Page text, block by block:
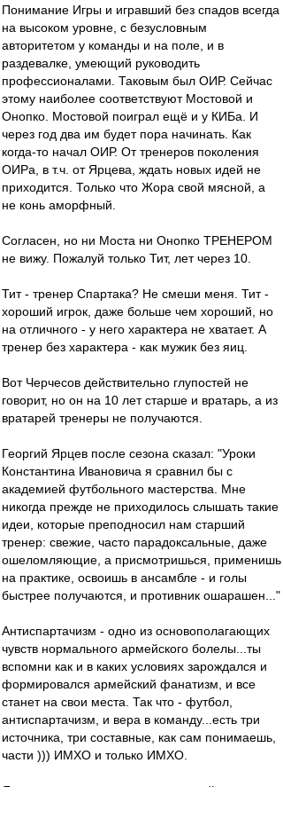
Понимание Игры и игравший без спадов всегда
на высоком уровне, с безусловным
авторитетом у команды и на поле, и в
раздевалке, умеющий руководить
профессионалами. Таковым был ОИР. Сейчас
этому наиболее соответствуют Мостовой и
Онопко. Мостовой поиграл ещё и у КИБа. И
через год два им будет пора начинать. Как
когда-то начал ОИР. От тренеров поколения
ОИРа, в т.ч. от Ярцева, ждать новых идей не
приходится. Только что Жора свой мясной, а
не конь аморфный.
Согласен, но ни Моста ни Онопко ТРЕНЕРОМ
не вижу. Пожалуй только Тит, лет через 10.
Тит - тренер Спартака? Не смеши меня. Тит -
хороший игрок, даже больше чем хороший, но
на отличного - у него характера не хватает. А
тренер без характера - как мужик без яиц.
Вот Черчесов действительно глупостей не
говорит, но он на 10 лет старше и вратарь, а из
вратарей тренеры не получаются.
Георгий Ярцев после сезона сказал: "Уроки
Константина Ивановича я сравнил бы с
академией футбольного мастерства. Мне
никогда прежде не приходилось слышать такие
идеи, которые преподносил нам старший
тренер: свежие, часто парадоксальные, даже
ошеломляющие, а присмотришься, применишь
на практике, освоишь в ансамбле - и голы
быстрее получаются, и противник ошарашен..."
Антиспартачизм - одно из основополагающих
чувств нормального армейского болелы...ты
вспомни как и в каких условиях зарождался и
формировался армейский фанатизм, и все
станет на свои места. Так что - футбол,
антиспартачизм, и вера в команду...есть три
источника, три составные, как сам понимаешь,
части ))) ИМХО и только ИМХО.
Я новую номинацию в лауреаты сайта